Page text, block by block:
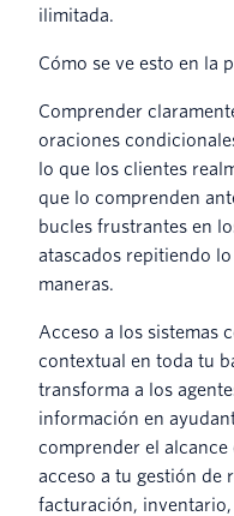
ilimitada.
Cómo se ve esto en la
Comprender
oraciones
lo que los clientes
que lo comprenden
bucles frustrantes en
atascados repitiendo
maneras.
Acceso a los sistemas
contextual en toda tu
transforma a los
información en
comprender el
acceso a tu gestión de
facturación, inventario,